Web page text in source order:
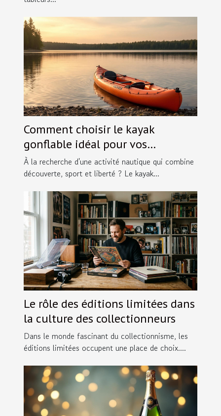
Comment choisir le kayak
gonflable idéal pour vos
aventures ?
À la recherche d'une activité nautique qui combine
découverte, sport et liberté ? Le kayak...
Le rôle des éditions limitées dans
la culture des collectionneurs
Dans le monde fascinant du collectionnisme, les
éditions limitées occupent une place de choix....